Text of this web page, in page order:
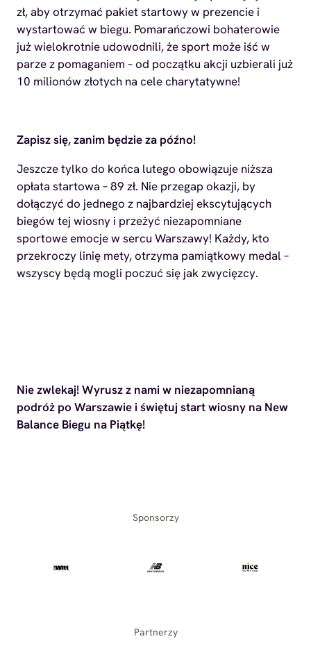
zł, aby otrzymać pakiet startowy w prezencie i
wystartować w biegu. Pomarańczowi bohaterowie
już wielokrotnie udowodnili, że sport może iść w
parze z pomaganiem – od początku akcji uzbierali już
10 milionów złotych na cele charytatywne!
Zapisz się, zanim będzie za późno!
Jeszcze tylko do końca lutego obowiązuje niższa
opłata startowa – 89 zł. Nie przegap okazji, by
dołączyć do jednego z najbardziej ekscytujących
biegów tej wiosny i przeżyć niezapomniane
sportowe emocje w sercu Warszawy! Każdy, kto
przekroczy linię mety, otrzyma pamiątkowy medal –
wszyscy będą mogli poczuć się jak zwycięzcy.
Nie zwlekaj! Wyrusz z nami w niezapomnianą
podróż po Warszawie i świętuj start wiosny na New
Balance Biegu na Piątkę!
Sponsorzy
Partnerzy